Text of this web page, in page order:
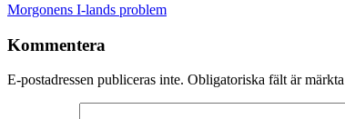
Inläggsnavigering
Morgonens I-lands problem
Kommentera
E-postadressen publiceras inte. Obligatoriska fält är märkta